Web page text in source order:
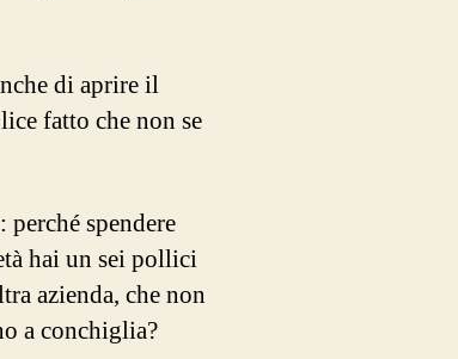
di aprire il
fatto che non se
spendere
hai un sei pollici
azienda, che non
a conchiglia?